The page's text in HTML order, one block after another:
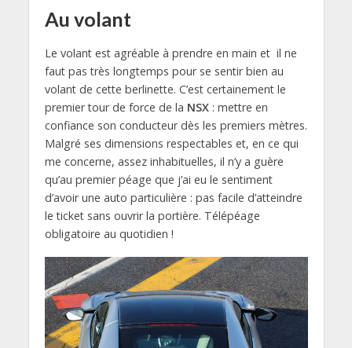
Au volant
Le volant est agréable à prendre en main et il ne
faut pas très longtemps pour se sentir bien au
volant de cette berlinette. C’est certainement le
premier tour de force de la NSX: mettre en
confiance son conducteur dès les premiers mètres.
Malgré ses dimensions respectables et, en ce qui
me concerne, assez inhabituelles, il n’y a guère
qu’au premier péage que j’ai eu le sentiment
d’avoir une auto particulière : pas facile d’atteindre
le ticket sans ouvrir la portière. Télépéage
obligatoire au quotidien !